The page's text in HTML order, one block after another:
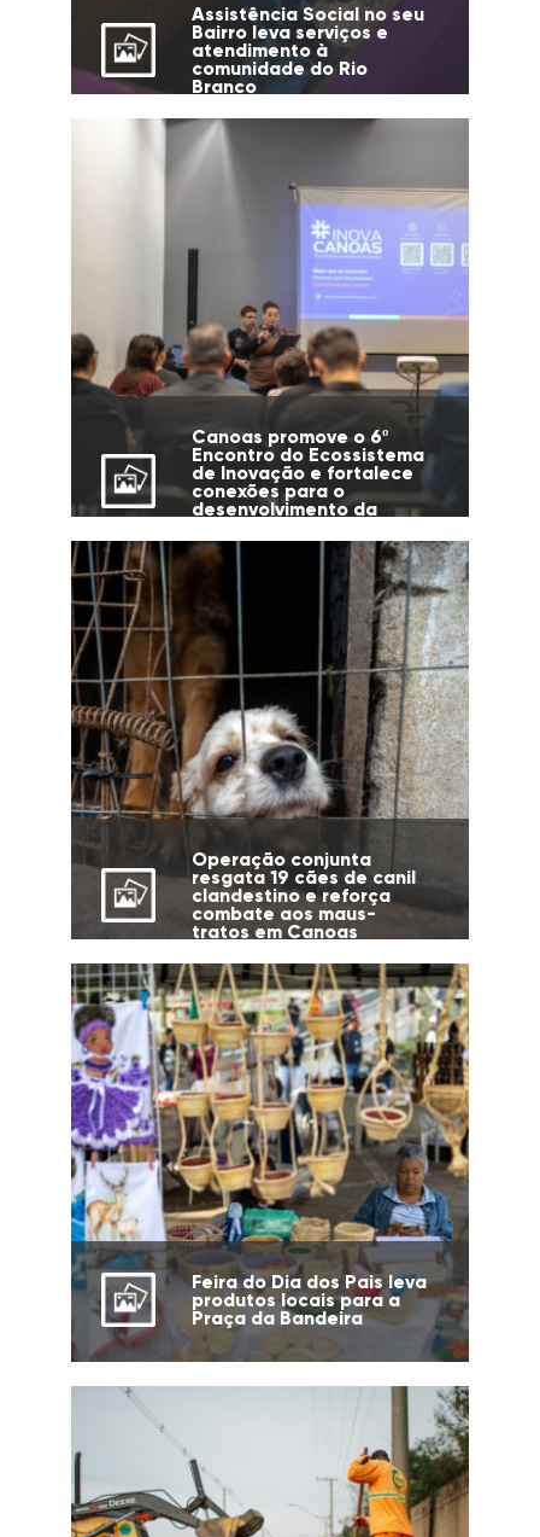
Assistência Social no seu
Bairro leva serviços e
atendimento à
comunidade do Rio
Branco
Canoas promove o 6º
Encontro do Ecossistema
de Inovação e fortalece
conexões para o
desenvolvimento da
Operação conjunta
resgata 19 cães de canil
clandestino e reforça
combate aos maus-
tratos em Canoas
Feira do Dia dos Pais leva
produtos locais para a
Praça da Bandeira